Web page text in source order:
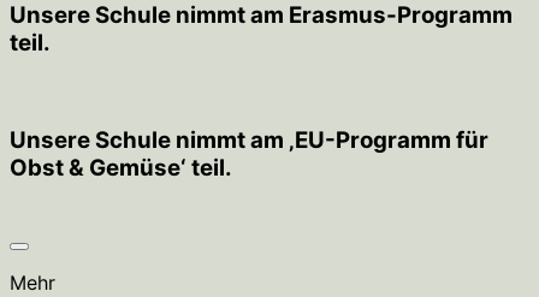
Unsere Schule nimmt am Erasmus-Programm
teil.
Unsere Schule nimmt am ‚EU-Programm für
Obst & Gemüse‘ teil.
Mehr